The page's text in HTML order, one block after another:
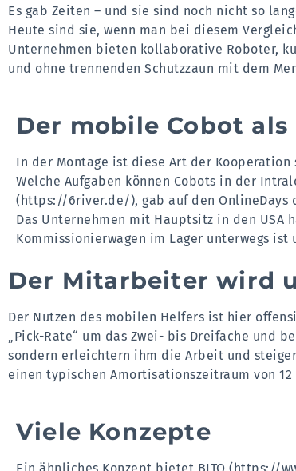
Es gab Zeiten – und sie sind noch nicht so
Heute sind sie, wenn man bei diesem
Unternehmen bieten kollaborative Roboter,
und ohne trennenden Schutzzaun mit dem
Der mobile Cobot
In der Montage ist diese Art der Kooperation
Welche Aufgaben können Cobots in der
(https://6river.de/), gab auf den
Das Unternehmen mit Hauptsitz in den
Kommissionierwagen im Lager unterwegs
Der Mitarbeiter wird
Der Nutzen des mobilen Helfers ist hier
„Pick-Rate“ um das Zwei- bis Dreifache und
sondern erleichtern ihm die Arbeit und
einen typischen Amortisationszeitraum von 12
Viele Konzepte